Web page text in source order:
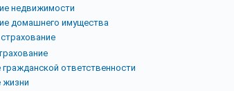
недвижимости
домашнего имущества
ответственности
жизни